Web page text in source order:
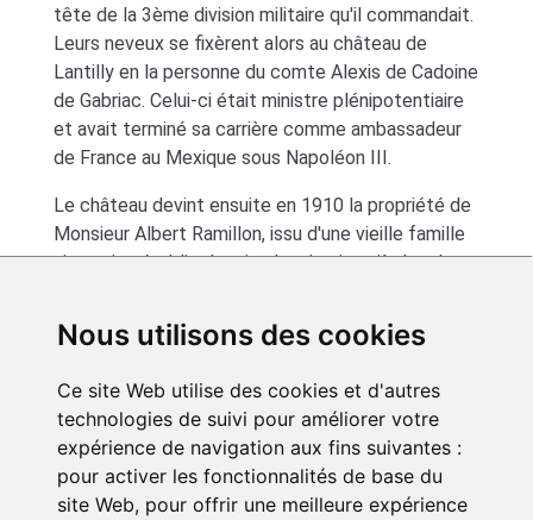
Nous utilisons des cookies
Ce site Web utilise des cookies et d'autres
technologies de suivi pour améliorer votre
expérience de navigation aux fins suivantes :
pour activer les fonctionnalités de base du
site Web, pour offrir une meilleure expérience
tête de la 3ème division militaire qu'il commandait.
Leurs neveux se fixèrent alors au château de
Lantilly en la personne du comte Alexis de Cadoine
de Gabriac. Celui-ci était ministre plénipotentiaire
et avait terminé sa carrière comme ambassadeur
de France au Mexique sous Napoléon III.
Le château devint ensuite en 1910 la propriété de
Monsieur Albert Ramillon, issu d'une vieille famille
nivernaise établie depuis plus de cinq siècles dans
depuis lors.